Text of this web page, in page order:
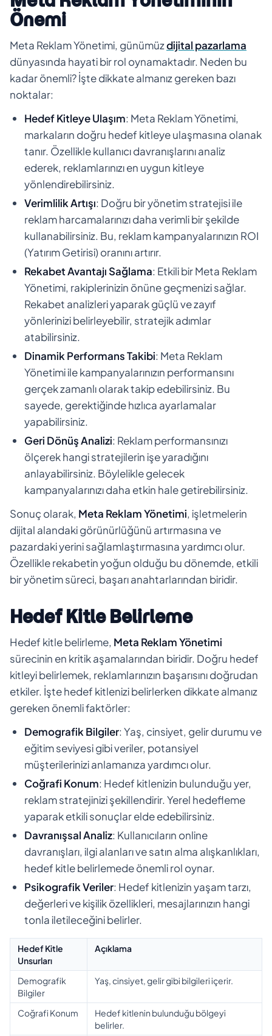
Önemi
Meta Reklam Yönetimi, günümüzdijital pazarlama
dünyasında hayati bir rol oynamaktadır. Neden bu
kadar önemli? İşte dikkate almanız gereken bazı
noktalar:
Hedef Kitleye Ulaşım: Meta Reklam Yönetimi,
markaların doğru hedef kitleye ulaşmasına olanak
tanır. Özellikle kullanıcı davranışlarını analiz
ederek, reklamlarınızı en uygun kitleye
yönlendirebilirsiniz.
Verimlilik Artışı: Doğru bir yönetim stratejisi ile
reklam harcamalarınızı daha verimli bir şekilde
kullanabilirsiniz. Bu, reklam kampanyalarınızın ROI
(Yatırım Getirisi) oranını artırır.
Rekabet Avantajı Sağlama: Etkili bir Meta Reklam
Yönetimi, rakiplerinizin önüne geçmenizi sağlar.
Rekabet analizleri yaparak güçlü ve zayıf
yönlerinizi belirleyebilir, stratejik adımlar
atabilirsiniz.
Dinamik Performans Takibi: Meta Reklam
Yönetimi ile kampanyalarınızın performansını
gerçek zamanlı olarak takip edebilirsiniz. Bu
sayede, gerektiğinde hızlıca ayarlamalar
yapabilirsiniz.
Geri Dönüş Analizi: Reklam performansınızı
ölçerek hangi stratejilerin işe yaradığını
anlayabilirsiniz. Böylelikle gelecek
kampanyalarınızı daha etkin hale getirebilirsiniz.
Sonuç olarak, Meta Reklam Yönetimi, işletmelerin
dijital alandaki görünürlüğünü artırmasına ve
pazardaki yerini sağlamlaştırmasına yardımcı olur.
Özellikle rekabetin yoğun olduğu bu dönemde, etkili
bir yönetim süreci, başarı anahtarlarından biridir.
Hedef Kitle Belirleme
Hedef kitle belirleme, Meta Reklam Yönetimi
sürecinin en kritik aşamalarından biridir. Doğru hedef
kitleyi belirlemek, reklamlarınızın başarısını doğrudan
etkiler. İşte hedef kitlenizi belirlerken dikkate almanız
gereken önemli faktörler:
Demografik Bilgiler: Yaş, cinsiyet, gelir durumu ve
eğitim seviyesi gibi veriler, potansiyel
müşterilerinizi anlamanıza yardımcı olur.
Coğrafi Konum: Hedef kitlenizin bulunduğu yer,
reklam stratejinizi şekillendirir. Yerel hedefleme
yaparak etkili sonuçlar elde edebilirsiniz.
Davranışsal Analiz: Kullanıcıların online
davranışları, ilgi alanları ve satın alma alışkanlıkları,
hedef kitle belirlemede önemli rol oynar.
Psikografik Veriler: Hedef kitlenizin yaşam tarzı,
değerleri ve kişilik özellikleri, mesajlarınızın hangi
tonla iletileceğini belirler.
Hedef Kitle
Unsurları
Açıklama
Demografik
Bilgiler
Yaş, cinsiyet, gelir gibi bilgileri içerir.
Coğrafi Konum
Hedef kitlenin bulunduğu bölgeyi
belirler.